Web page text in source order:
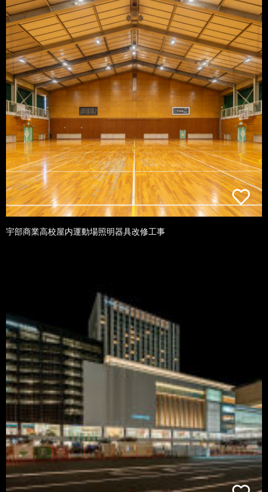
宇部商業高校屋内運動場照明器具改修工事